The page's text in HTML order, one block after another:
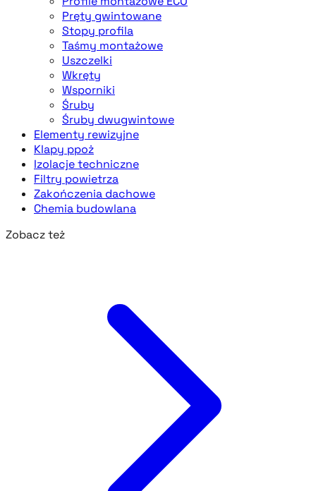
Pręty gwintowane
Stopy profila
Taśmy montażowe
Uszczelki
Wkręty
Wsporniki
Śruby
Śruby dwugwintowe
Elementy rewizyjne
Klapy ppoż
Izolacje techniczne
Filtry powietrza
Zakończenia dachowe
Chemia budowlana
Zobacz też